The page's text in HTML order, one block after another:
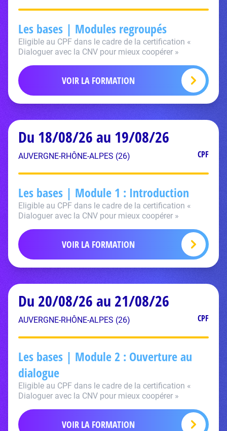
Les bases | Modules regroupés
Eligible au CPF dans le cadre de la certification «
Dialoguer avec la CNV pour mieux coopérer »
VOIR LA FORMATION
Du 18/08/26 au 19/08/26
AUVERGNE-RHÔNE-ALPES (26) CPF
Les bases | Module 1 : Introduction
Eligible au CPF dans le cadre de la certification «
Dialoguer avec la CNV pour mieux coopérer »
VOIR LA FORMATION
Du 20/08/26 au 21/08/26
AUVERGNE-RHÔNE-ALPES (26) CPF
Les bases | Module 2 : Ouverture au
dialogue
Eligible au CPF dans le cadre de la certification «
Dialoguer avec la CNV pour mieux coopérer »
VOIR LA FORMATION